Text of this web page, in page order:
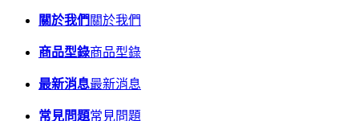
關於我們 關於我們
商品型錄商品型錄
最新消息最新消息
常見問題常見問題